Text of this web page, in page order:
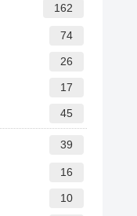
162
74
26
17
45
39
16
10